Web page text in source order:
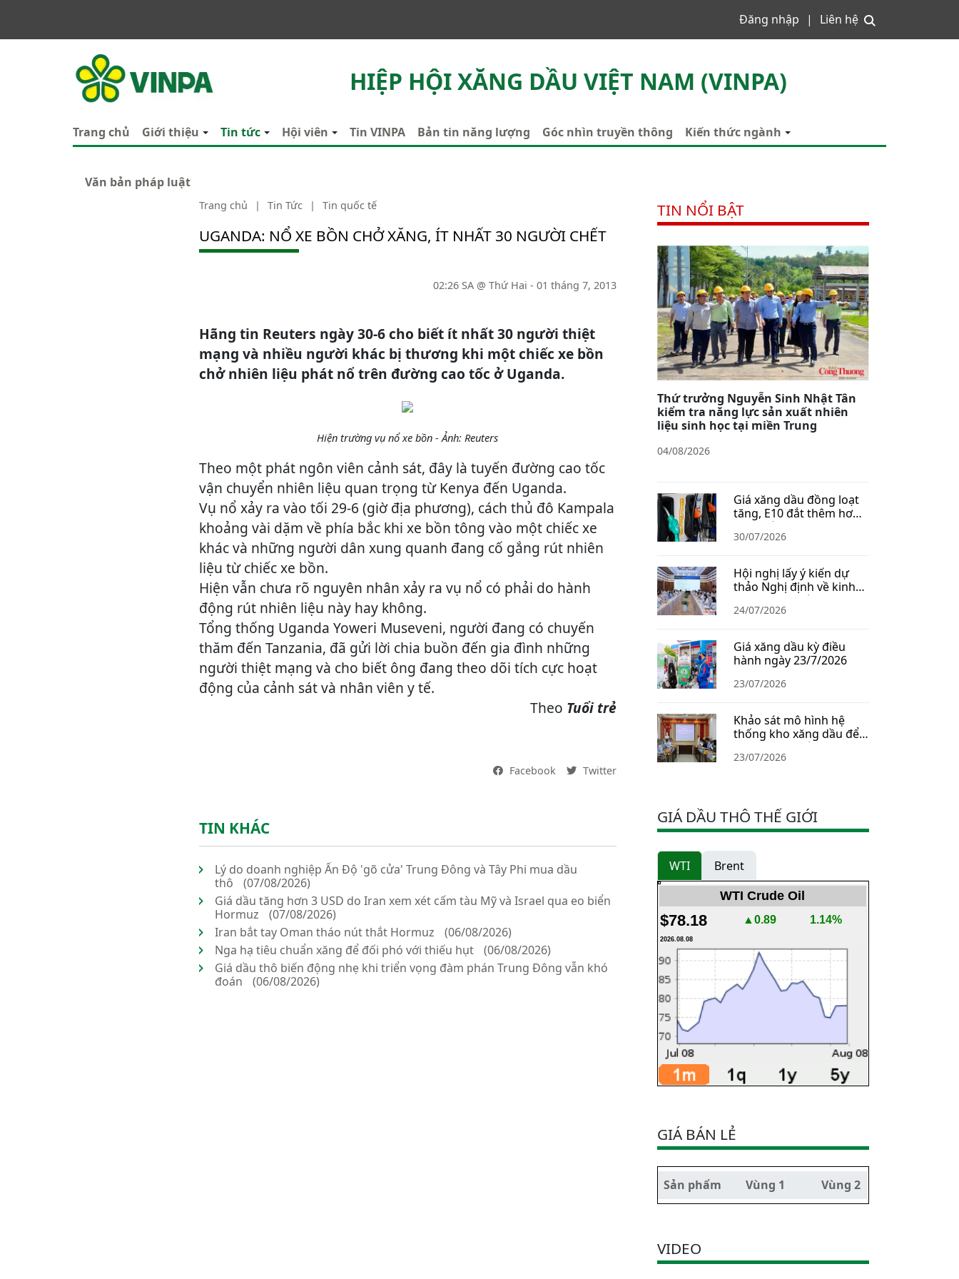
Đăng nhập Liên hệ
VINPA
HIỆP HỘI XĂNG DẦU VIỆT NAM (VINPA)
Trang chủ Giới thiệu Tin tức Hội viên Tin VINPA Bản tin năng lượng Góc nhìn truyền thông Kiến thức ngành
Văn bản pháp luật
Trang chủ | Tin Tức | Tin quốc tế
UGANDA: NỔ XE BỒN CHỞ XĂNG, ÍT NHẤT 30 NGƯỜI CHẾT
02:26 SA @ Thứ Hai - 01 tháng 7, 2013
Hãng tin Reuters ngày 30-6 cho biết ít nhất 30 người thiệt
mạng và nhiều người khác bị thương khi một chiếc xe bồn
chở nhiên liệu phát nổ trên đường cao tốc ở Uganda.
Hiện trường vụ nổ xe bồn - Ảnh: Reuters
Theo một phát ngôn viên cảnh sát, đây là tuyến đường cao tốc
vận chuyển nhiên liệu quan trọng từ Kenya đến Uganda.
Vụ nổ xảy ra vào tối 29-6 (giờ địa phương), cách thủ đô Kampala
khoảng vài dặm về phía bắc khi xe bồn tông vào một chiếc xe
khác và những người dân xung quanh đang cố gắng rút nhiên
liệu từ chiếc xe bồn.
Hiện vẫn chưa rõ nguyên nhân xảy ra vụ nổ có phải do hành
động rút nhiên liệu này hay không.
Tổng thống Uganda Yoweri Museveni, người đang có chuyến
thăm đến Tanzania, đã gửi lời chia buồn đến gia đình những
người thiệt mạng và cho biết ông đang theo dõi tích cực hoạt
động của cảnh sát và nhân viên y tế.
Theo Tuổi trẻ
Facebook Twitter
TIN KHÁC
Lý do doanh nghiệp Ấn Độ 'gõ cửa' Trung Đông và Tây Phi mua dầu
thô
(07/08/2026)
Giá dầu tăng hơn 3 USD do Iran xem xét cấm tàu Mỹ và Israel qua eo biển
Hormuz
(07/08/2026)
Iran bắt tay Oman tháo nút thắt Hormuz
(06/08/2026)
Nga hạ tiêu chuẩn xăng để đối phó với thiếu hụt
(06/08/2026)
Giá dầu thô biến động nhẹ khi triển vọng đàm phán Trung Đông vẫn khó
đoán
(06/08/2026)
TIN NỔI BẬT
Thứ trưởng Nguyễn Sinh Nhật Tân
kiểm tra năng lực sản xuất nhiên
liệu sinh học tại miền Trung
04/08/2026
Giá xăng dầu đồng loạt
tăng, E10 đắt thêm hơn
1.400 đồng/lít
30/07/2026
Hội nghị lấy ý kiến dự
thảo Nghị định về kinh
doanh xăng dầu
24/07/2026
Giá xăng dầu kỳ điều
hành ngày 23/7/2026
23/07/2026
Khảo sát mô hình hệ
thống kho xăng dầu để
xây dựng Chiến lược dự
trữ năng lượng quốc gia
23/07/2026
GIÁ DẦU THÔ THẾ GIỚI
WTI Brent
WTI Crude Oil
$78.18 ▲0.89 1.14%
2026.08.08
GIÁ BÁN LẺ
Sản phẩm Vùng 1 Vùng 2
VIDEO